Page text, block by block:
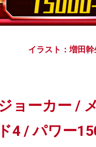
イラスト：増田幹
ョーカー /
4 / パワー